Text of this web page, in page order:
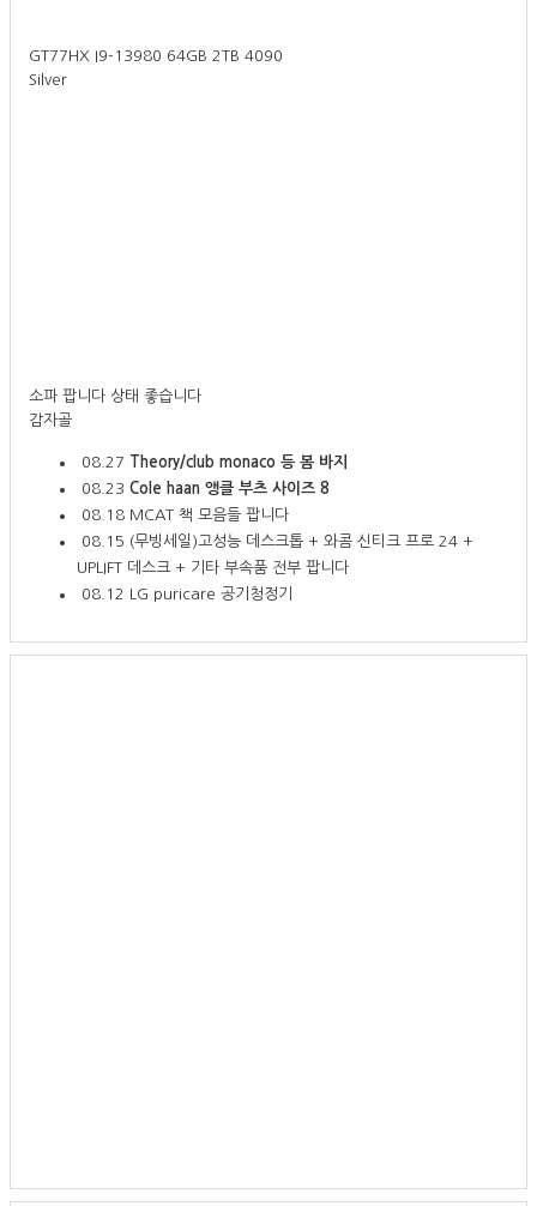
GT77HX I9-13980 64GB 2TB 4090
Silver
소파 팝니다 상태 좋습니다
감자골
08.27
Theory/club monaco 등 봄 바지
08.23 Cole haan 앵클 부츠 사이즈 8
08.18 MCAT 책 모음들 팝니다
08.15 (무빙세일)고성능 데스크톱 + 와콤 신티크 프로 24 +
UPLIFT 데스크 + 기타 부속품 전부 팝니다
08.12
LG puricare 공기청정기